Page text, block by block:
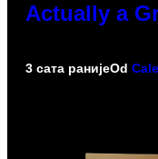
Actually a
3 сата ранијеOd